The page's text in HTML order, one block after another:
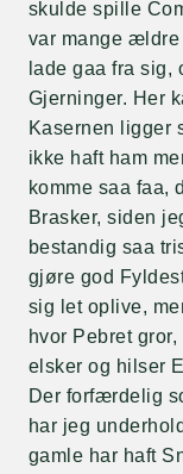
skulde spille
var mange ældre
lade gaa fra sig,
Gjerninger. Her
Kasernen ligger
ikke haft ham
komme saa faa,
Brasker, siden
bestandig saa
gjøre god
sig let oplive,
hvor Pebret
elsker og hilser
Der forfærdelig
har jeg
gamle har haft